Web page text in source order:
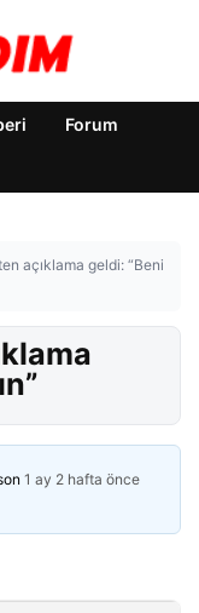
Forum
açıklama geldi: “Beni
1 ay 2 hafta önce